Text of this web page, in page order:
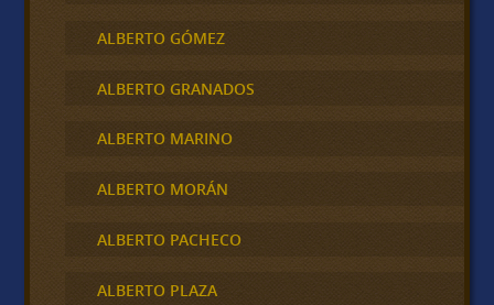
ALBERTO GÓMEZ
ALBERTO GRANADOS
ALBERTO MARINO
ALBERTO MORÁN
ALBERTO PACHECO
ALBERTO PLAZA